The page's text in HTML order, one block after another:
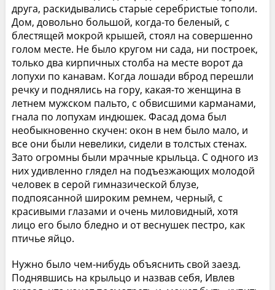
друга, раскидывались старые серебристые тополи.
Дом, довольно большой, когда-то беленый, с
блестящей мокрой крышей, стоял на совершенно
голом месте. Не было кругом ни сада, ни построек,
только два кирпичных столба на месте ворот да
лопухи по канавам. Когда лошади вброд перешли
речку и поднялись на гору, какая-то женщина в
летнем мужском пальто, с обвисшими карманами,
гнала по лопухам индюшек. Фасад дома был
необыкновенно скучен: окон в нем было мало, и
все они были невелики, сидели в толстых стенах.
Зато огромны были мрачные крыльца. С одного из
них удивленно глядел на подъезжающих молодой
человек в серой гимназической блузе,
подпоясанной широким ремнем, черный, с
красивыми глазами и очень миловидный, хотя
лицо его было бледно и от веснушек пестро, как
птичье яйцо.
Нужно было чем-нибудь объяснить свой заезд.
Поднявшись на крыльцо и назвав себя, Ивлев